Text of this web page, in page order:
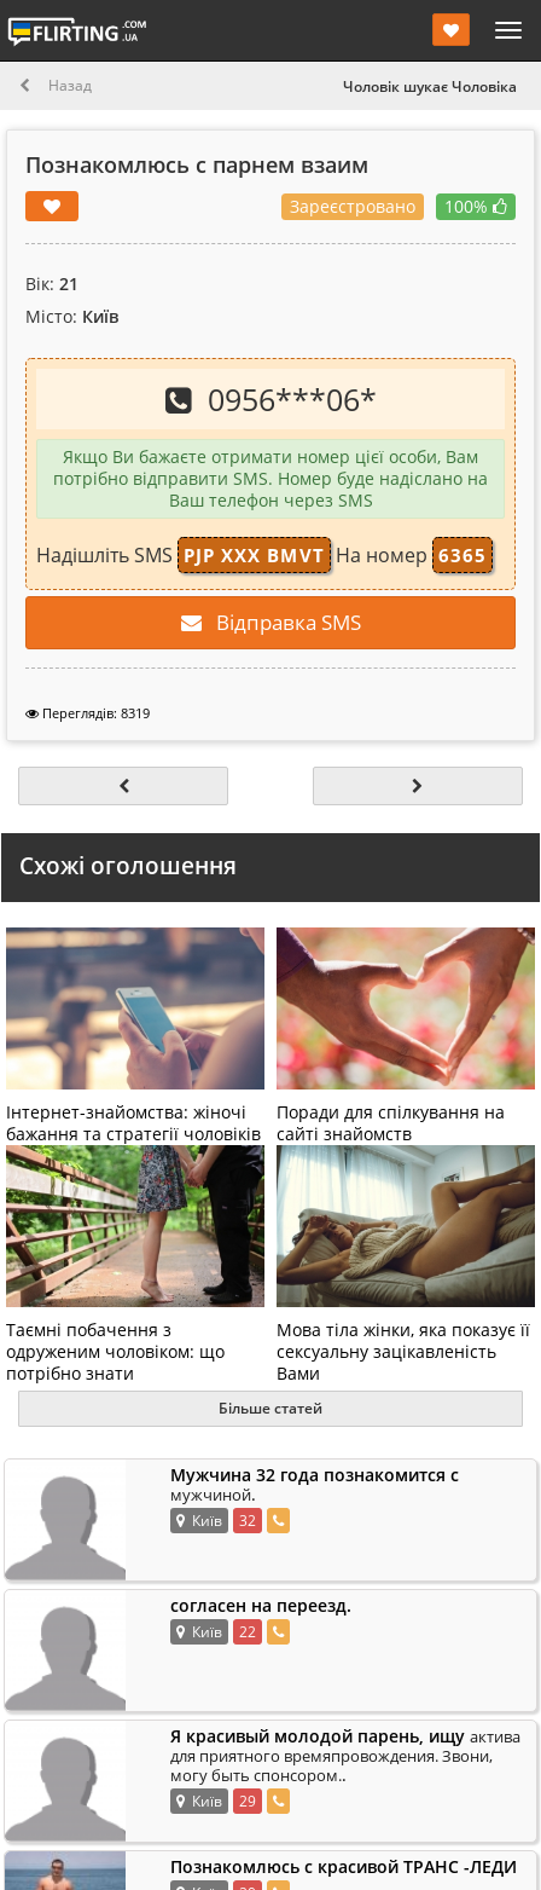
Назад Чоловік шукає Чоловіка
Познакомлюсь с парнем взаим
100%
Зареєстровано
Вік: 21
Місто: Київ
0956***06*
Якщо Ви бажаєте отримати номер цієї особи, Вам
потрібно відправити SMS. Номер буде надіслано на
Ваш телефон через SMS
Надішліть SMS PJP XXX BMVT На номер 6365
Відправка SMS
Переглядів: 8319
Схожі оголошення
Інтернет-знайомства: жіночі
бажання та стратегії чоловіків
Поради для спілкування на
сайті знайомств
Таємні побачення з
одруженим чоловіком: що
потрібно знати
Мова тіла жінки, яка показує її
сексуальну зацікавленість
Вами
Більше статей
Мужчина 32 года познакомится с
мужчиной.
Київ 32
согласен на переезд.
Київ 22
Я красивый молодой парень, ищу актива
для приятного времяпровождения. Звони,
могу быть спонсором..
Київ 29
Познакомлюсь с красивой ТРАНС -ЛЕДИ